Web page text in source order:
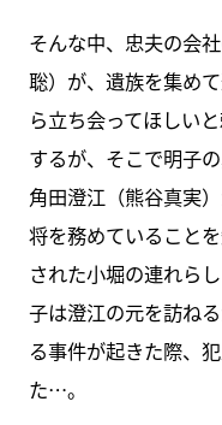
そんな中、忠夫の会
聡）が、遺族を集め
ら立ち会ってほしい
するが、そこで明子
角田澄江（熊谷真実
将を務めていること
された小堀の連れら
子は澄江の元を訪ね
る事件が起きた際、
た…。